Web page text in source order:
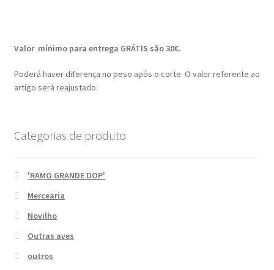
Valor mínimo para entrega GRÁTIS são 30€.
Poderá haver diferença no peso após o corte. O valor referente ao
artigo será reajustado.
Categorias de produto
'RAMO GRANDE DOP'
Mercearia
Novilho
Outras aves
outros